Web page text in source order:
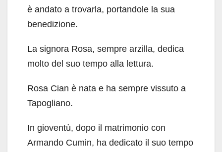
è andato a trovarla, portandole la sua
benedizione.
La signora Rosa, sempre arzilla, dedica
molto del suo tempo alla lettura.
Rosa Cian è nata e ha sempre vissuto a
Tapogliano.
In gioventù, dopo il matrimonio con
Armando Cumin, ha dedicato il suo tempo